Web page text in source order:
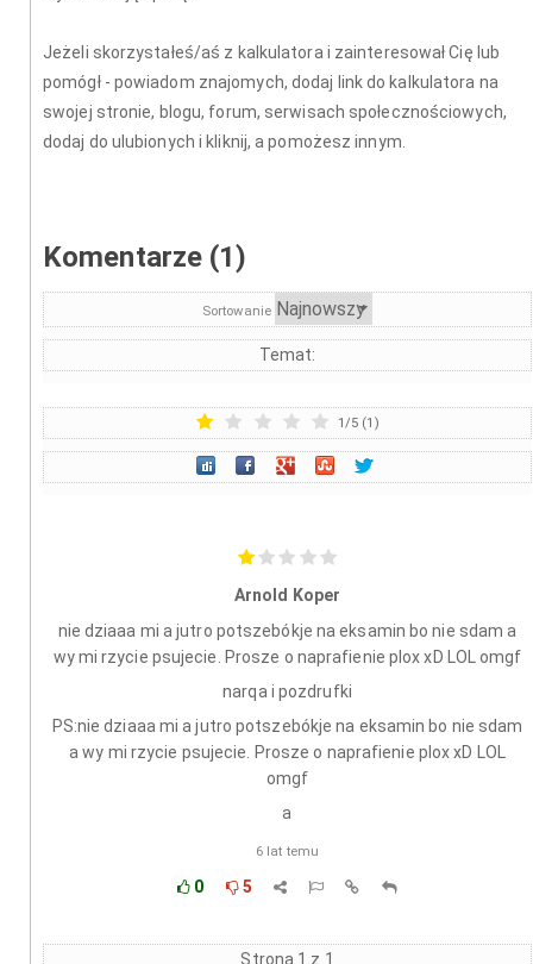
Jeżeli skorzystałeś/aś z kalkulatora i zainteresował Cię lub
pomógł - powiadom znajomych, dodaj link do kalkulatora na
swojej stronie, blogu, forum, serwisach społecznościowych,
dodaj do ulubionych i kliknij, a pomożesz innym.
Komentarze (1)
Sortowanie
Temat:
1/5 (1 )
Arnold Koper
nie dziaaa mi a jutro potszebókje na eksamin bo nie sdam a
wy mi rzycie psujecie. Prosze o naprafienie plox xD LOL omgf
narqa i pozdrufki
PS:nie dziaaa mi a jutro potszebókje na eksamin bo nie sdam
a wy mi rzycie psujecie. Prosze o naprafienie plox xD LOL
omgf
a
6 lat temu
0 5
Strona 1 z 1